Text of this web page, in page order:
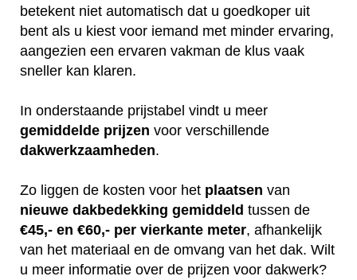
betekent niet automatisch dat u goedkoper uit
bent als u kiest voor iemand met minder ervaring,
aangezien een ervaren vakman de klus vaak
sneller kan klaren.
In onderstaande prijstabel vindt u meer
gemiddelde prijzen voor verschillende
dakwerkzaamheden.
Zo liggen de kosten voor het plaatsen van
nieuwe dakbedekking gemiddeld tussen de
€45,- en €60,- per vierkante meter, afhankelijk
van het materiaal en de omvang van het dak. Wilt
u meer informatie over de prijzen voor dakwerk?